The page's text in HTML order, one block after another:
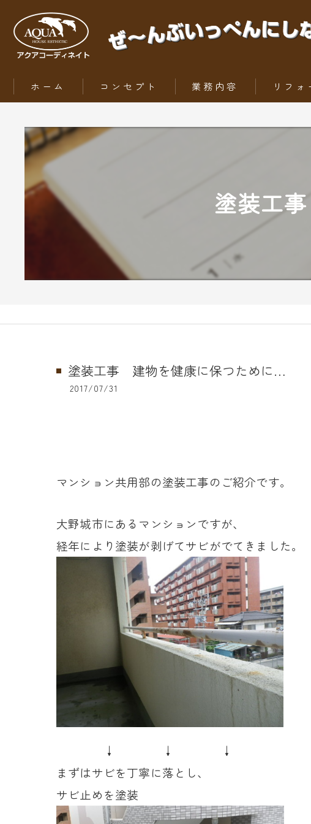
ホーム コンセプト 業務内容
ZEH（ゼッチ）とは
リフォ
ちょっと
塗装工
塗装工事 建物を健康に保つために…
2017/07/31
マンション共用部の塗装工事のご紹介です。
大野城市にあるマンションですが、
経年により塗装が剥げてサビがでてきました。
↓ ↓ ↓
まずはサビを丁寧に落とし、
サビ止めを塗装